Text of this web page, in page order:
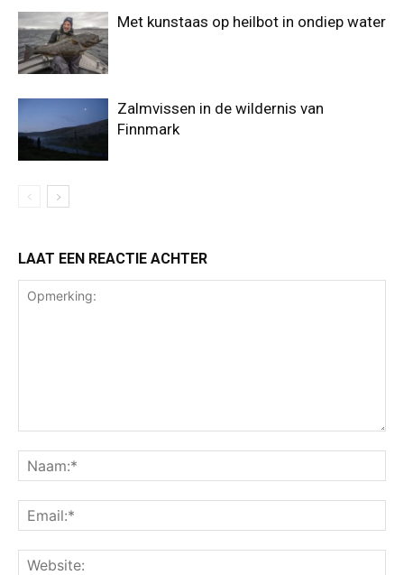
Met kunstaas op heilbot in ondiep water
Zalmvissen in de wildernis van
Finnmark
LAAT EEN REACTIE ACHTER